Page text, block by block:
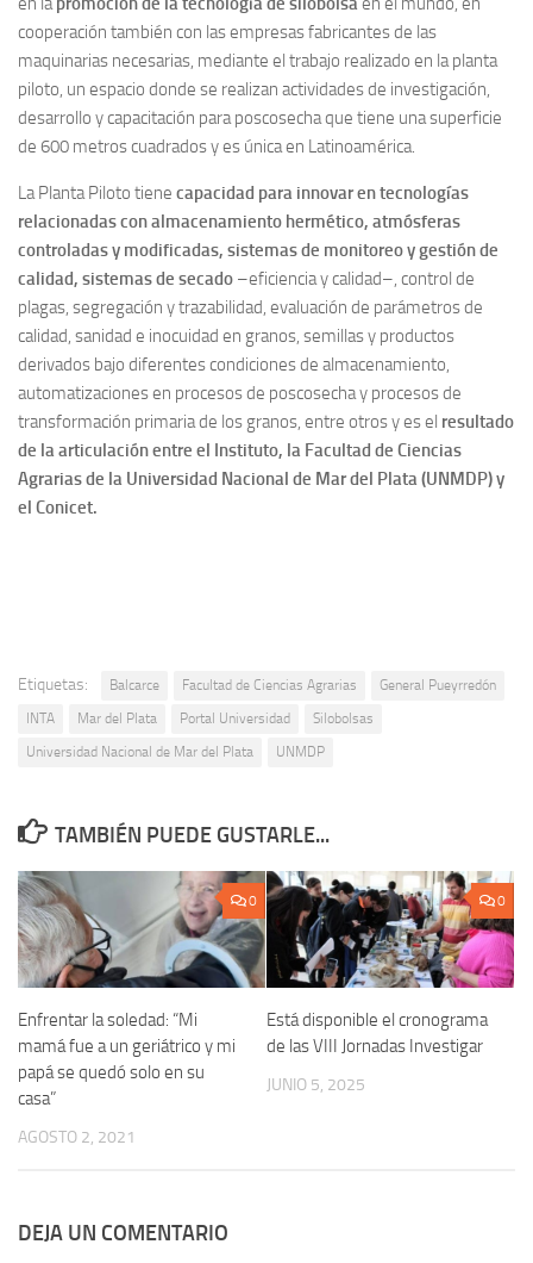
cooperación también con las empresas fabricantes de las
maquinarias necesarias, mediante el trabajo realizado en la planta
piloto, un espacio donde se realizan actividades de investigación,
desarrollo y capacitación para poscosecha que tiene una superficie
de 600 metros cuadrados y es única en Latinoamérica.
La Planta Piloto tiene capacidad para innovar en tecnologías
relacionadas con almacenamiento hermético, atmósferas
controladas y modificadas, sistemas de monitoreo y gestión de
calidad, sistemas de secado –eficiencia y calidad–, control de
plagas, segregación y trazabilidad, evaluación de parámetros de
calidad, sanidad e inocuidad en granos, semillas y productos
derivados bajo diferentes condiciones de almacenamiento,
automatizaciones en procesos de poscosecha y procesos de
transformación primaria de los granos, entre otros y es el resultado
de la articulación entre el Instituto, la Facultad de Ciencias
Agrarias de la Universidad Nacional de Mar del Plata (UNMDP) y
el Conicet.
Etiquetas: Balcarce Facultad de Ciencias Agrarias
General Pueyrredón
INTA
Mar del Plata Portal Universidad
Silobolsas
Universidad Nacional de Mar del Plata
UNMDP
TAMBIÉN PUEDE GUSTARLE...
0
Enfrentar la soledad: “Mi
mamá fue a un geriátrico y mi
papá se quedó solo en su
casa”
AGOSTO 2, 2021
0
Está disponible el cronograma
de las VIII Jornadas Investigar
JUNIO 5, 2025
DEJA UN COMENTARIO